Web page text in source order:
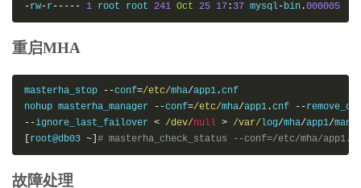
-rw-r----- 1 root root 241 Oct 25 17 : 37 mysql-bin .000005
重启MHA
masterha_stop --conf=/etc/mha/app1 .cnf
nohup masterha_manager
--conf=/etc/mha/app1 .cnf
--
--ignore_last_failover < /dev/null > /var/ log/mha/app1/
root@db03 ~] # masterha_check_status --conf=/etc/mha/
故障处理